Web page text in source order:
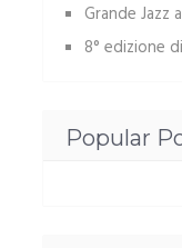
Grande Jazz
8° edizione
Popular